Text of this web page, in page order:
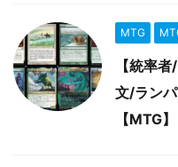
MTG
【統率
文/ラン
【MTG】